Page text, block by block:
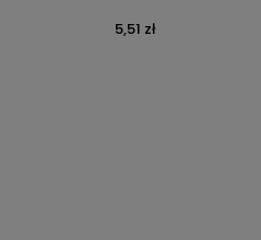
Cena
5,51 zł